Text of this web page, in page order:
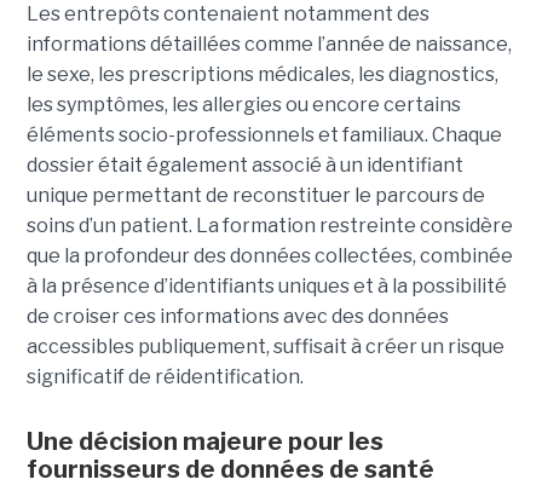
Les entrepôts contenaient notamment des
informations détaillées comme l’année de naissance,
le sexe, les prescriptions médicales, les diagnostics,
les symptômes, les allergies ou encore certains
éléments socio-professionnels et familiaux. Chaque
dossier était également associé à un identifiant
unique permettant de reconstituer le parcours de
soins d’un patient. La formation restreinte considère
que la profondeur des données collectées, combinée
à la présence d’identifiants uniques et à la possibilité
de croiser ces informations avec des données
accessibles publiquement, suffisait à créer un risque
significatif de réidentification.
Une décision majeure pour les
fournisseurs de données de santé